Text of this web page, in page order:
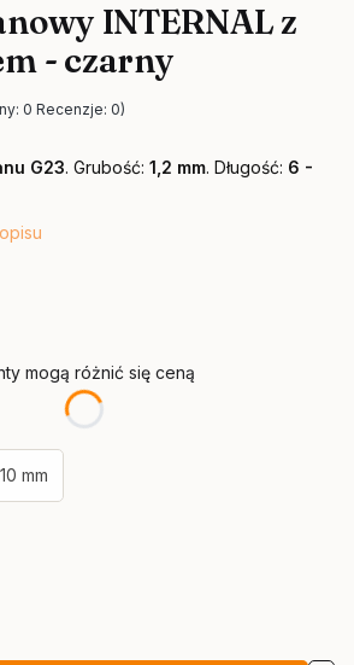
INTERNAL z
- czarny
0 Recenzje: 0)
G23. Grubość: 1,2 mm. Długość: 6 -
mogą różnić się ceną
10 mm